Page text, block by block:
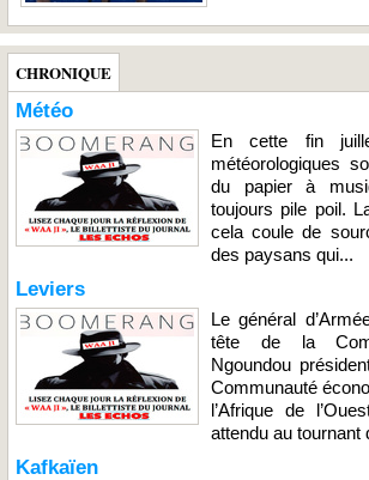
CHRONIQUE
Météo
En cette fin
météorologiques
du papier à
toujours pile poil.
cela coule de
des paysans qui...
Leviers
Le général
tête de la
Ngoundou
Communauté
l’Afrique de
attendu au tournant
Kafkaïen